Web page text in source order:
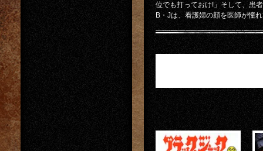
位でも打っておけ!」そして、患
B・Jは、看護婦の顔を医師が憧